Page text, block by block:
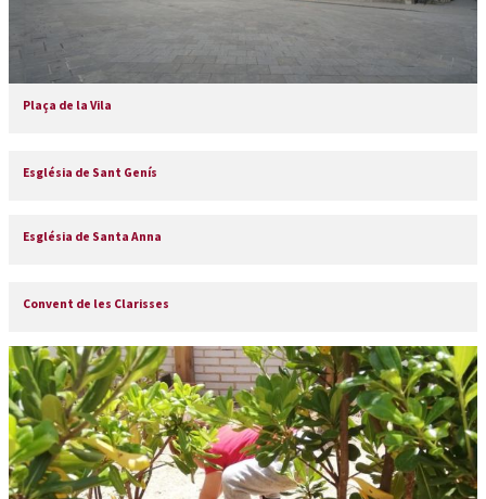
Plaça de la Vila
Església de Sant Genís
Església de Santa Anna
Convent de les Clarisses